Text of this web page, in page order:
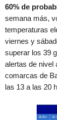
60% de
semana más,
temperaturas
viernes y
superar los 39
alertas de nivel
comarcas de
las 13 a las 20